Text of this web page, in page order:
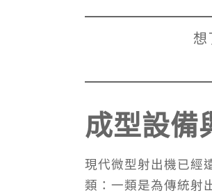
想
成型設備
現代微型射出機已經
類：一類是為傳統射